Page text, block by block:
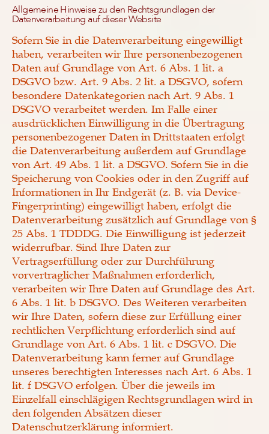
Allgemeine Hinweise zu den Rechtsgrundlagen der
Datenverarbeitung auf dieser Website
Sofern Sie in die Datenverarbeitung eingewilligt
haben, verarbeiten wir Ihre personenbezogenen
Daten auf Grundlage von Art. 6 Abs. 1 lit. a
DSGVO bzw. Art. 9 Abs. 2 lit. a DSGVO, sofern
besondere Datenkategorien nach Art. 9 Abs. 1
DSGVO verarbeitet werden. Im Falle einer
ausdrücklichen Einwilligung in die Übertragung
personenbezogener Daten in Drittstaaten erfolgt
die Datenverarbeitung außerdem auf Grundlage
von Art. 49 Abs. 1 lit. a DSGVO. Sofern Sie in die
Speicherung von Cookies oder in den Zugriff auf
Informationen in Ihr Endgerät (z. B. via Device-
Fingerprinting) eingewilligt haben, erfolgt die
Datenverarbeitung zusätzlich auf Grundlage von §
25 Abs. 1 TDDDG. Die Einwilligung ist jederzeit
widerrufbar. Sind Ihre Daten zur
Vertragserfüllung oder zur Durchführung
vorvertraglicher Maßnahmen erforderlich,
verarbeiten wir Ihre Daten auf Grundlage des Art.
6 Abs. 1 lit. b DSGVO. Des Weiteren verarbeiten
wir Ihre Daten, sofern diese zur Erfüllung einer
rechtlichen Verpflichtung erforderlich sind auf
Grundlage von Art. 6 Abs. 1 lit. c DSGVO. Die
Datenverarbeitung kann ferner auf Grundlage
unseres berechtigten Interesses nach Art. 6 Abs. 1
lit. f DSGVO erfolgen. Über die jeweils im
Einzelfall einschlägigen Rechtsgrundlagen wird in
den folgenden Absätzen dieser
Datenschutzerklärung informiert.